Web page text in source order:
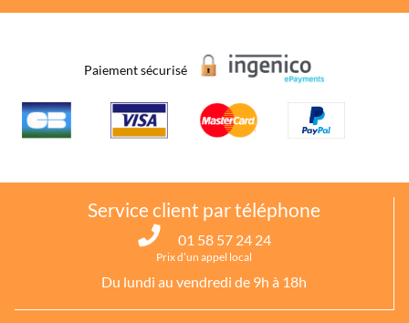
Paiement sécurisé
Service client par téléphone
01 58 57 24 24
Prix d’un appel local
Du lundi au vendredi de 9h à 18h